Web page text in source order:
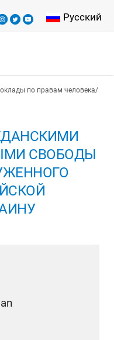
Select your
Русский
по правам человека
СВОБОДЫ